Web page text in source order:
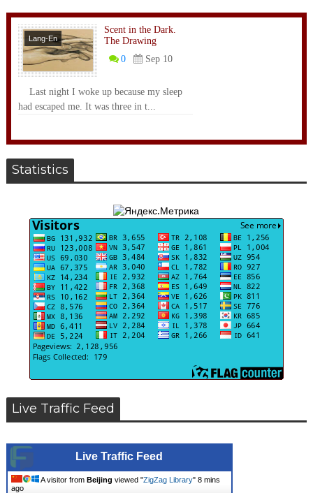
Lang-En
Scent in the Dark.
The Drawing
0
Sep 10
Last night I woke up because my sleep
had escaped me. It was three in t...
Statistics
Live Traffic Feed
Live Traffic Feed
A visitor from Beijing viewed "ZigZag Library" 8 mins
ago